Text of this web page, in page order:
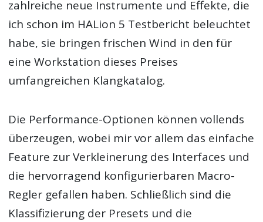
zahlreiche neue Instrumente und Effekte, die
ich schon im HALion 5 Testbericht beleuchtet
habe, sie bringen frischen Wind in den für
eine Workstation dieses Preises
umfangreichen Klangkatalog.
Die Performance-Optionen können vollends
überzeugen, wobei mir vor allem das einfache
Feature zur Verkleinerung des Interfaces und
die hervorragend konfigurierbaren Macro-
Regler gefallen haben. Schließlich sind die
Klassifizierung der Presets und die